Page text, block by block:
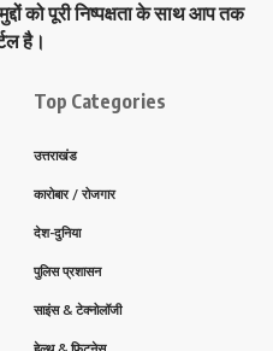
को पूरी निष्पक्षता के साथ आप तक
है।
Top Categories
उत्तराखंड
कारोबार / रोजगार
देश-दुनिया
पुलिस प्रशासन
साइंस & टेक्नोलॉजी